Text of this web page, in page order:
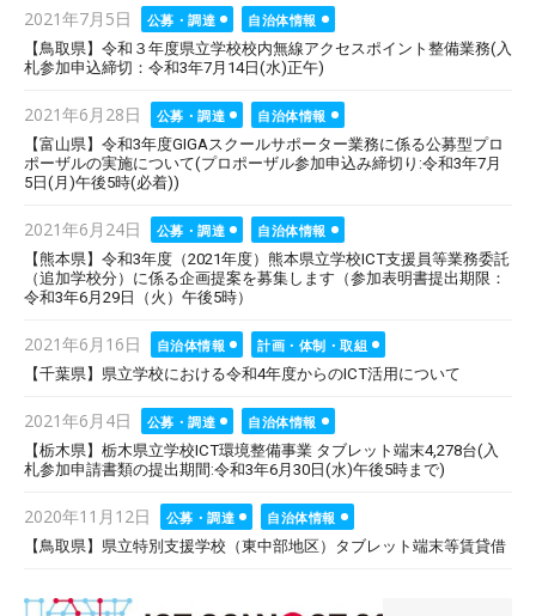
Posted
on
2021年7月5日 公募・調達
自治体情報
【鳥取県】令和３年度県立学校校内無線アクセスポイント整備業務(入
札参加申込締切：令和3年7月14日(水)正午)
Posted
on
2021年6月28日 公募・調達
自治体情報
【富山県】令和3年度GIGAスクールサポーター業務に係る公募型プロ
ポーザルの実施について(プロポーザル参加申込み締切り:令和3年7月
5日(月)午後5時(必着))
Posted
on
2021年6月24日 公募・調達
自治体情報
【熊本県】令和3年度（2021年度）熊本県立学校ICT支援員等業務委託
（追加学校分）に係る企画提案を募集します（参加表明書提出期限：
令和3年6月29日（火）午後5時）
Posted
on
2021年6月16日 自治体情報
計画・体制・取組
【千葉県】県立学校における令和4年度からのICT活用について
Posted
on
2021年6月4日 公募・調達
自治体情報
【栃木県】栃木県立学校ICT環境整備事業 タブレット端末4,278台(入
札参加申請書類の提出期間:令和3年6月30日(水)午後5時まで)
Posted
on
2020年11月12日 公募・調達
自治体情報
【鳥取県】県立特別支援学校（東中部地区）タブレット端末等賃貸借